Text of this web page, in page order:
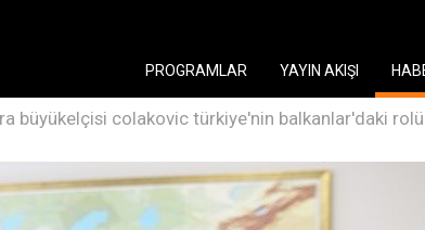
PROGRAMLAR YAYIN AKIŞI
büyükelçisi colakovic türkiye'nin balkanlar'daki